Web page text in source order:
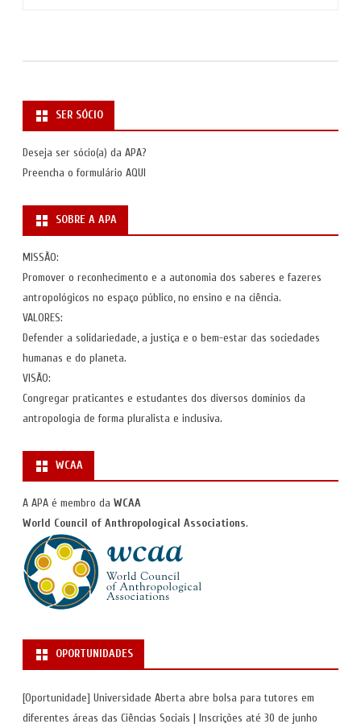
SER SÓCIO
Deseja ser sócio(a) da APA?
Preencha o formulário AQUI
SOBRE A APA
MISSÃO:
Promover o reconhecimento e a autonomia dos saberes e fazeres
antropológicos no espaço público, no ensino e na ciência.
VALORES:
Defender a solidariedade, a justiça e o bem-estar das sociedades
humanas e do planeta.
VISÃO:
Congregar praticantes e estudantes dos diversos domínios da
antropologia de forma pluralista e inclusiva.
WCAA
A APA é membro da WCAA
World Council of Anthropological Associations.
OPORTUNIDADES
[Oportunidade] Universidade Aberta abre bolsa para tutores em
diferentes áreas das Ciências Sociais | Inscrições até 30 de junho